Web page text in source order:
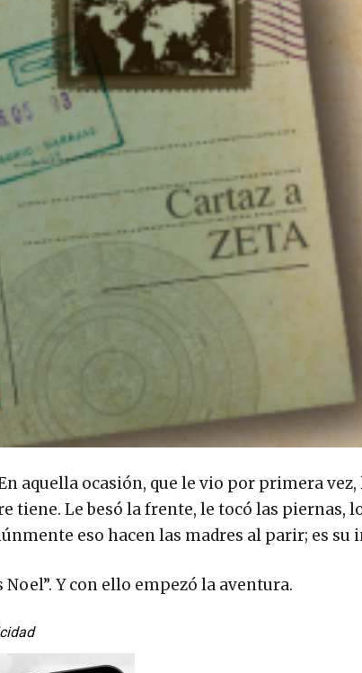
aquella ocasión, que le vio por primera
tiene. Le besó la frente, le tocó las piernas,
eso hacen las madres al parir; es su
Y con ello empezó la aventura.